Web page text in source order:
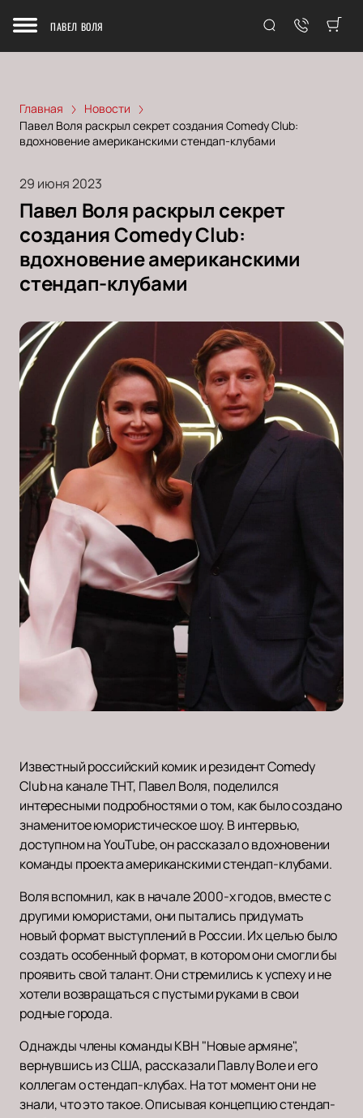
ПАВЕЛ ВОЛЯ
Главная
Новости
Павел Воля раскрыл секрет создания Comedy Club:
вдохновение американскими стендап-клубами
29 июня 2023
Павел Воля раскрыл секрет
создания Comedy Club:
вдохновение американскими
стендап-клубами
Известный российский комик и резидент Comedy
Club на канале ТНТ, Павел Воля, поделился
интересными подробностями о том, как было создано
знаменитое юмористическое шоу. В интервью,
доступном на YouTube, он рассказал о вдохновении
команды проекта американскими стендап-клубами.
Воля вспомнил, как в начале 2000-х годов, вместе с
другими юмористами, они пытались придумать
новый формат выступлений в России. Их целью было
создать особенный формат, в котором они смогли бы
проявить свой талант. Они стремились к успеху и не
хотели возвращаться с пустыми руками в свои
родные города.
Однажды члены команды КВН "Новые армяне",
вернувшись из США, рассказали Павлу Воле и его
коллегам о стендап-клубах. На тот момент они не
знали, что это такое. Описывая концепцию стендап-